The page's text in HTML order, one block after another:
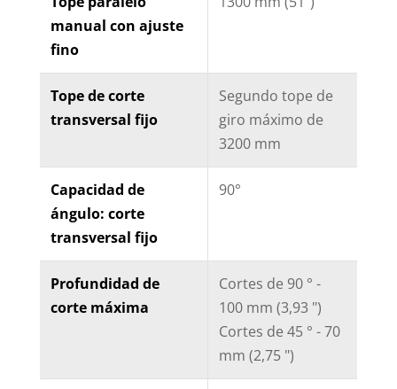
manual con ajuste
fino
Tope de corte
transversal fijo
Segundo tope de
giro máximo de
3200 mm
Capacidad de
ángulo: corte
transversal fijo
90°
Profundidad de
corte máxima
Cortes de 90 ° -
100 mm (3,93 ")
Cortes de 45 ° - 70
mm (2,75 ")